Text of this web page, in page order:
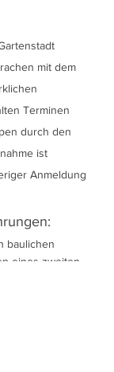
mit dem
Terminen
durch den
ist
Anmeldung
baulichen
eines zweiten